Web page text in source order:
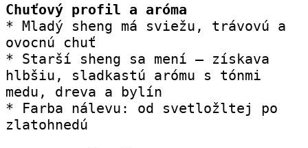
Chuťový profil a aróma
* Mladý sheng má sviežu, trávovú a
ovocnú chuť
* Starší sheng sa mení – získava
hlbšiu, sladkastú arómu s tónmi
medu, dreva a bylín
* Farba nálevu: od svetložltej po
zlatohnedú